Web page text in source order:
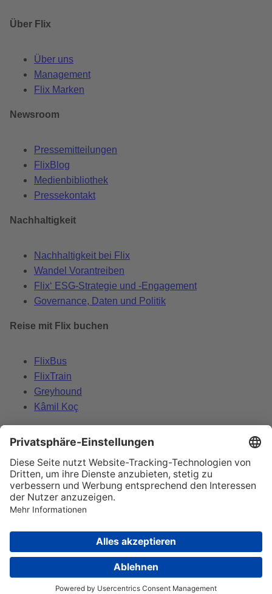
Über Flix
Über uns
Management
Flix Marken
Newsroom
Pressemitteilungen
FlixBlog
Medienbibliothek
Pressekontakt
Nachhaltigkeit
Nachhaltigkeit bei Flix
Wandel Vorantreiben
Flix‘ ESG-Strategie und -Engagement
Governance, Daten und Politik
Reise mit Flix buchen
FlixBus
FlixTrain
Greyhound
Kâmil Koç
DatenschutzImpressumCookie-Einstellungen ändern
© 2026 Flix SE Alle Rechte vorbehalten